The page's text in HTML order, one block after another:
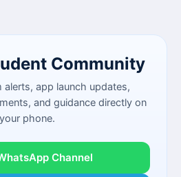
Community
alerts, app launch updates,
and guidance directly on
your phone.
Channel